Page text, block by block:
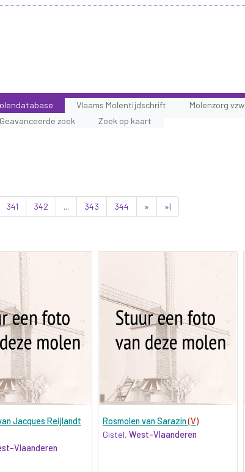
Geavanceerde zoek Zoek op kaart
Vlaams Molentijdschrift Molenzorg vzw
341 342 ... 343 344 » »|
Jacques Reijlandt
Vlaanderen
Rosmolen van Sarazin(V)
Gistel, West-Vlaanderen